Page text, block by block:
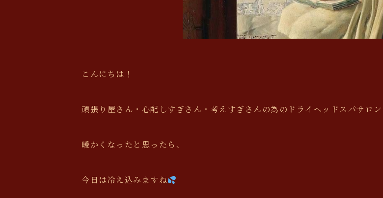
こんにちは！
頑張り屋さん・心配しすぎさん・考えすぎさんの為のドライヘッドスパサ
暖かくなったと思ったら、
今日は冷え込みますね